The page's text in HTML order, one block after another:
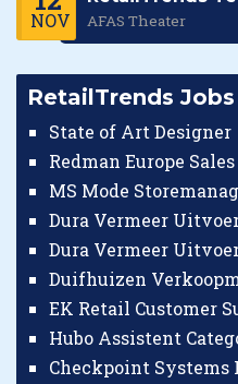
NOV AFAS Theater
RetailTrends Jobs
State of Art Designer
Redman Europe
MS Mode
Dura Vermeer
Dura Vermeer
Duifhuizen
EK Retail Customer
Hubo Assistent